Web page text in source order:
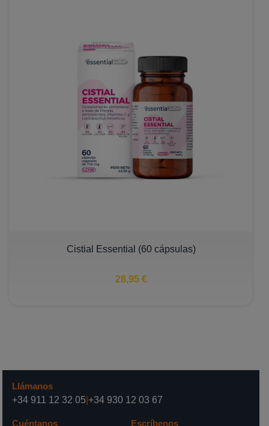
Cistial Essential (60 cápsulas)
28,95 €
Llámanos
+34 911 12 32 05 +34 930 12 03 67
Cuéntanos
Escríbenos